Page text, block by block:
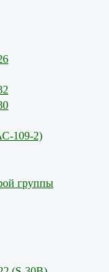
109-2)
группы